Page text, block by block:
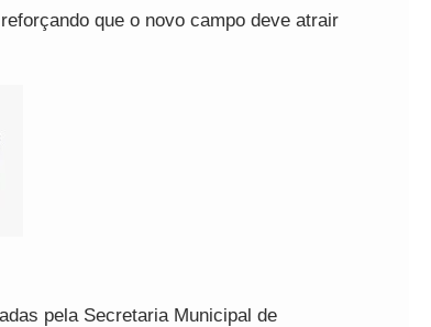
que o novo campo deve atrair
pela Secretaria Municipal de